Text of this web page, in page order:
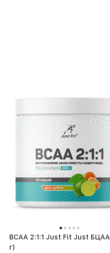
BCAA 2:1:1 Just Fit Just БЦАА (200
г)